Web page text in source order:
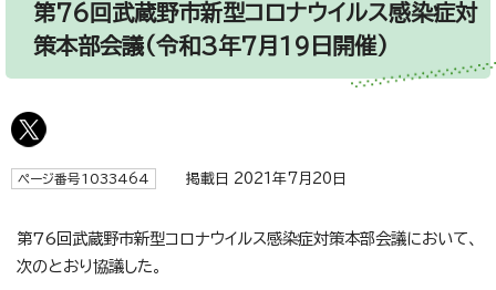
第76回武蔵野市新型コロナウイルス感染症対
策本部会議(令和3年7月19日開催)
ページ番号1033464 掲載日 2021年7月20日
第76回武蔵野市新型コロナウイルス感染症対策本部会議において、
次のとおり協議した。